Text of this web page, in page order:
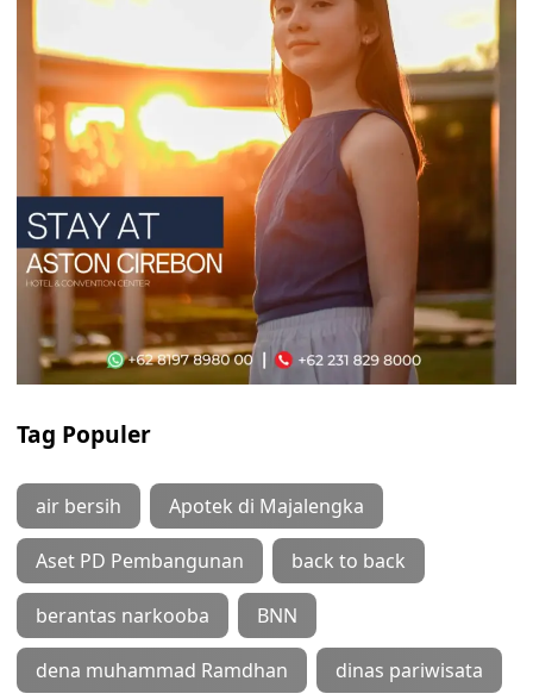
Tag Populer
air bersih Apotek di Majalengka
Aset PD Pembangunan back to back
berantas narkooba BNN
dena muhammad Ramdhan dinas pariwisata